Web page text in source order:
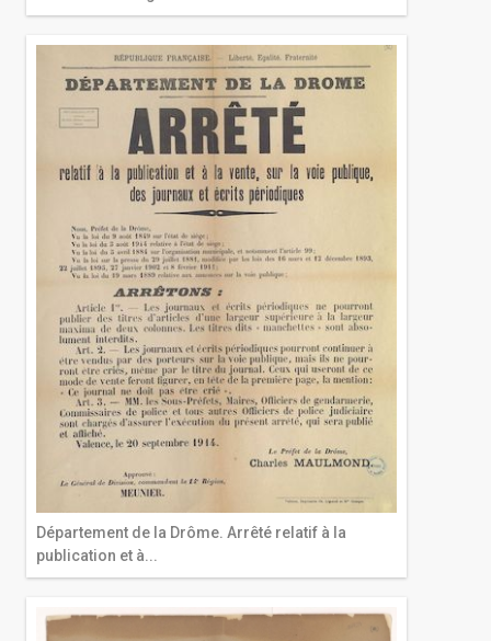
Département de la Drôme. Arrêté relatif à la
publication et à...